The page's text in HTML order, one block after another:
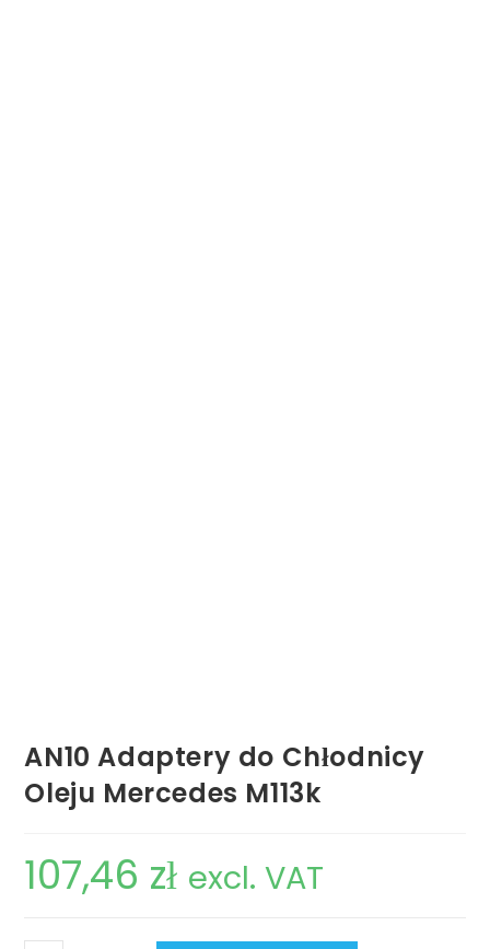
AN10 Adaptery do Chłodnicy
Oleju Mercedes M113k
107,46 zł excl. VAT